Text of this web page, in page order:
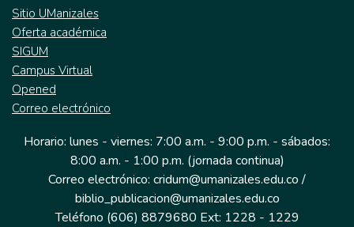
Sitio UManizales
Oferta académica
SIGUM
Campus Virtual
Opened
Correo electrónico
Horario: lunes - viernes: 7:00 a.m. - 9:00 p.m. - sábados:
8:00 a.m. - 1:00 p.m. (jornada continua)
Correo electrónico: cridum@umanizales.edu.co /
biblio_publicacion@umanizales.edu.co
Teléfono (606) 8879680 Ext: 1228 - 1229